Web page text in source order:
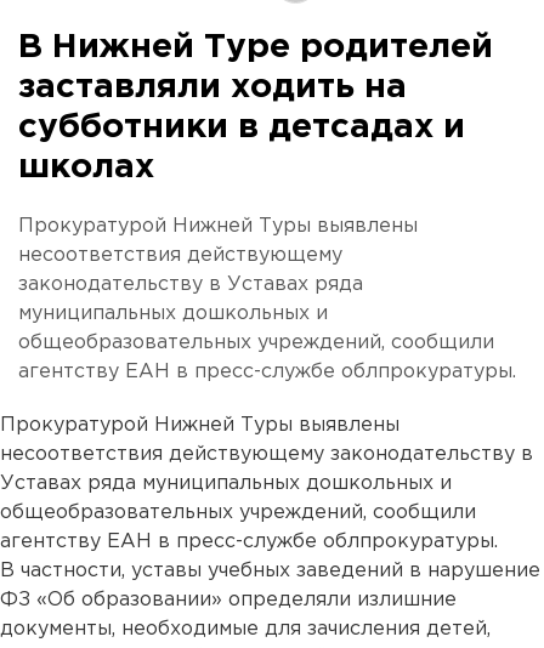
В Нижней Туре родителей
заставляли ходить на
субботники в детсадах и
школах
Прокуратурой Нижней Туры выявлены
несоответствия действующему
законодательству в Уставах ряда
муниципальных дошкольных и
общеобразовательных учреждений, сообщили
агентству ЕАН в пресс-службе облпрокуратуры.
Прокуратурой Нижней Туры выявлены
несоответствия действующему законодательству в
Уставах ряда муниципальных дошкольных и
общеобразовательных учреждений, сообщили
агентству ЕАН в пресс-службе облпрокуратуры.
В частности, уставы учебных заведений в нарушение
ФЗ «Об образовании» определяли излишние
документы, необходимые для зачисления детей,